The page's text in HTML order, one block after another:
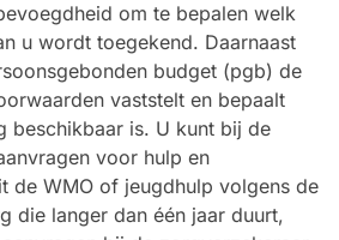
om te bepalen welk
u wordt toegekend. Daarnaast
budget (pgb) de
vaststelt en bepaalt
beschikbaar is. U kunt bij de
voor hulp en
de WMO of jeugdhulp volgens de
die langer dan één jaar duurt,